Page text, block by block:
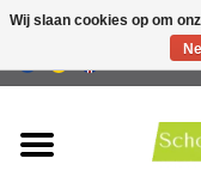
Wij slaan cookies op om